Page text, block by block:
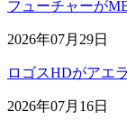
フューチャーが
2026年07月29日
ロゴスHDがアエ
2026年07月16日